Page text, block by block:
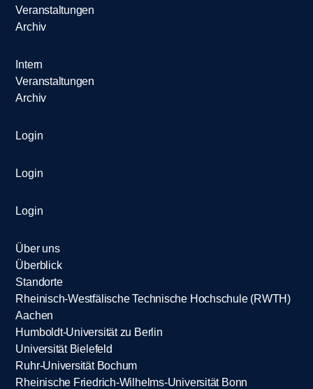
Veranstaltungen
Archiv
Intern
Veranstaltungen
Archiv
Login
Login
Login
Über uns
Überblick
Standorte
Rheinisch-Westfälische Technische Hochschule (RWTH)
Aachen
Humboldt-Universität zu Berlin
Universität Bielefeld
Ruhr-Universität Bochum
Rheinische Friedrich-Wilhelms-Universität Bonn